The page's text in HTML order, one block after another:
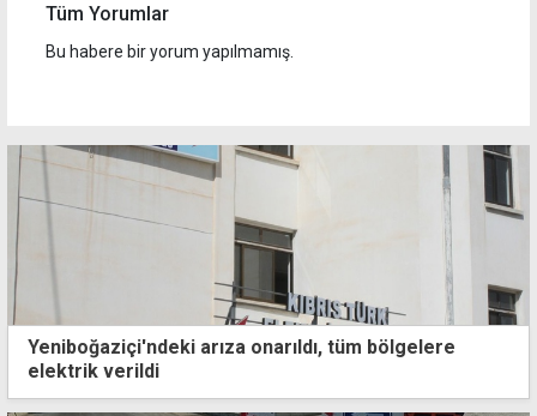
Tüm Yorumlar
Bu habere bir yorum yapılmamış.
Yeniboğaziçi'ndeki arıza onarıldı, tüm bölgelere
elektrik verildi